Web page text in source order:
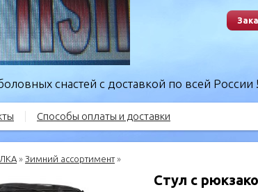
снастей с доставкой по всей России !
Способы оплаты и доставки
» Зимний ассортимент»
Стул с